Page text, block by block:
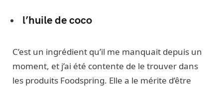
l’huile de coco
C’est un ingrédient qu’il me manquait depuis un
moment, et j’ai été contente de le trouver dans
les produits Foodspring. Elle a le mérite d’être